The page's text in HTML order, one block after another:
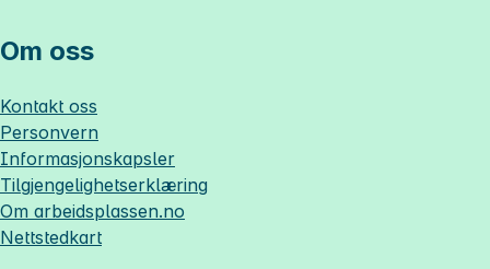
Om oss
Kontakt oss
Personvern
Informasjonskapsler
Tilgjengelighetserklæring
Om arbeidsplassen.no
Nettstedkart